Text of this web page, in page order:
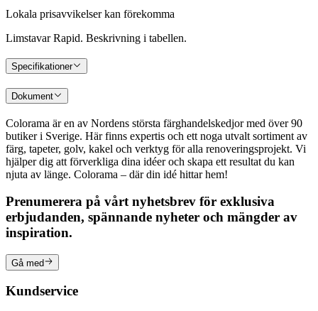
Lokala prisavvikelser kan förekomma
Limstavar Rapid. Beskrivning i tabellen.
Specifikationer
Dokument
Colorama är en av Nordens största färghandelskedjor med över 90
butiker i Sverige. Här finns expertis och ett noga utvalt sortiment av
färg, tapeter, golv, kakel och verktyg för alla renoveringsprojekt. Vi
hjälper dig att förverkliga dina idéer och skapa ett resultat du kan
njuta av länge. Colorama – där din idé hittar hem!
Prenumerera på vårt nyhetsbrev för exklusiva
erbjudanden, spännande nyheter och mängder av
inspiration.
Gå med
Kundservice